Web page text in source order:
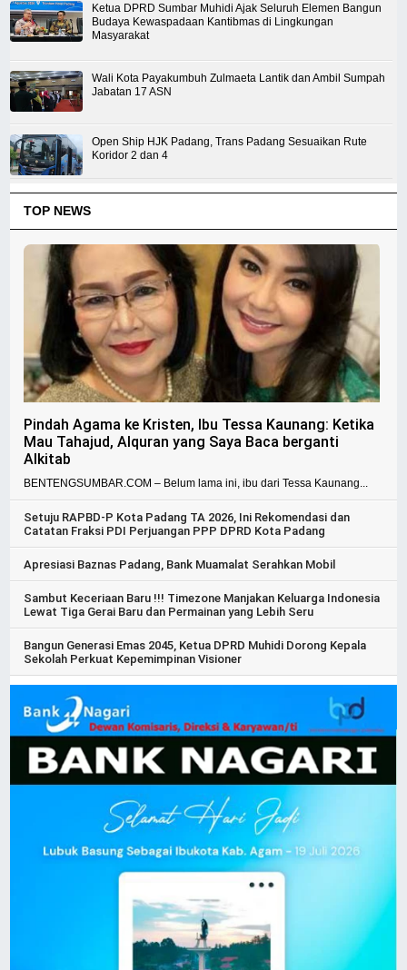
Ketua DPRD Sumbar Muhidi Ajak Seluruh Elemen Bangun
Budaya Kewaspadaan Kantibmas di Lingkungan
Masyarakat
Wali Kota Payakumbuh Zulmaeta Lantik dan Ambil Sumpah
Jabatan 17 ASN
Open Ship HJK Padang, Trans Padang Sesuaikan Rute
Koridor 2 dan 4
TOP NEWS
Pindah Agama ke Kristen, Ibu Tessa Kaunang: Ketika
Mau Tahajud, Alquran yang Saya Baca berganti
Alkitab
BENTENGSUMBAR.COM – Belum lama ini, ibu dari Tessa Kaunang...
Setuju RAPBD-P Kota Padang TA 2026, Ini Rekomendasi dan
Catatan Fraksi PDI Perjuangan PPP DPRD Kota Padang
Apresiasi Baznas Padang, Bank Muamalat Serahkan Mobil
Sambut Keceriaan Baru !!! Timezone Manjakan Keluarga Indonesia
Lewat Tiga Gerai Baru dan Permainan yang Lebih Seru
Bangun Generasi Emas 2045, Ketua DPRD Muhidi Dorong Kepala
Sekolah Perkuat Kepemimpinan Visioner